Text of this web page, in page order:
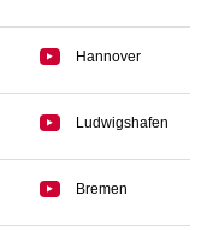
Hannover
Ludwigshafen
Bremen